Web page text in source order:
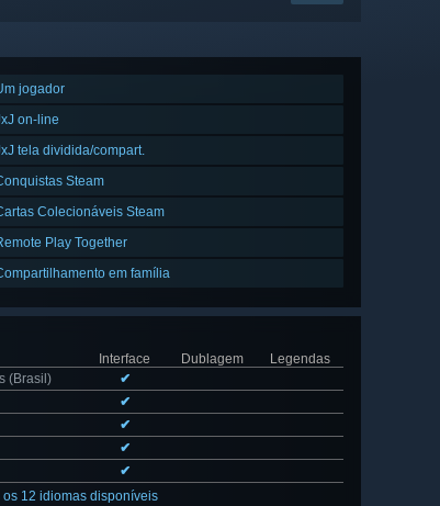
jogador
on-line
tela dividida/compart.
Steam
Colecionáveis Steam
Play Together
em família
Interface
Dublagem
Legendas
(Brasil)
✔
✔
✔
✔
✔
os 12 idiomas disponíveis